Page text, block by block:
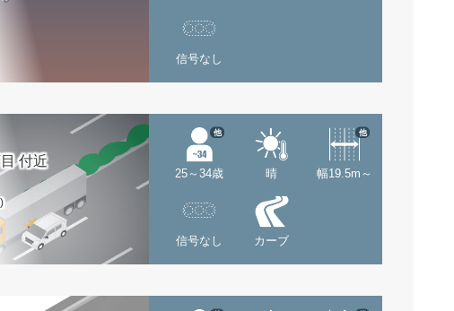
信号なし
付近
25～34歳
他
晴 幅19.5m～
他
信号なし カーブ